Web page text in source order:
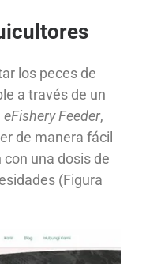
los peces de
a través de un
eFishery Feeder,
de manera fácil
una dosis de
(Figura